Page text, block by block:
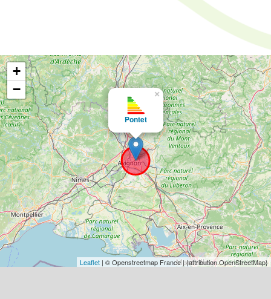
Pontet
×
+
−
Leaflet | © Openstreetmap France | {attribution.OpenStreetMap}